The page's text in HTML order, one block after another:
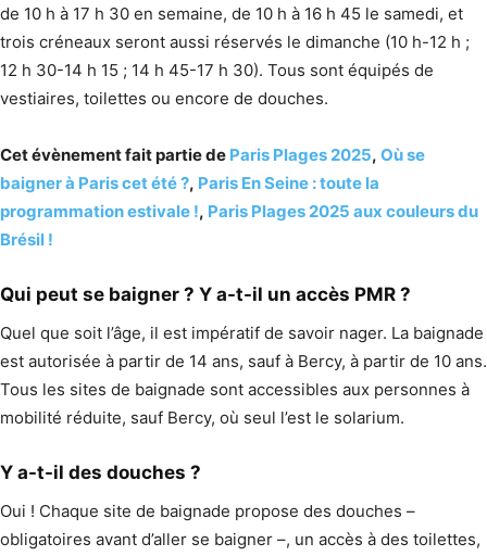
de 10 h à 17 h 30 en semaine, de 10 h à 16 h 45 le samedi, et
trois créneaux seront aussi réservés le dimanche (10 h-12 h ;
12 h 30-14 h 15 ; 14 h 45-17 h 30). Tous sont équipés de
vestiaires, toilettes ou encore de douches.
Cet évènement fait partie de Paris Plages 2025, Où se
baigner à Paris cet été ?, Paris En Seine : toute la
programmation estivale !, Paris Plages 2025 aux couleurs du
Brésil !
Qui peut se baigner ? Y a-t-il un accès PMR ?
Quel que soit l’âge, il est impératif de savoir nager. La baignade
est autorisée à partir de 14 ans, sauf à Bercy, à partir de 10 ans.
Tous les sites de baignade sont accessibles aux personnes à
mobilité réduite, sauf Bercy, où seul l’est le solarium.
Y a-t-il des douches ?
Oui ! Chaque site de baignade propose des douches –
obligatoires avant d’aller se baigner –, un accès à des toilettes,